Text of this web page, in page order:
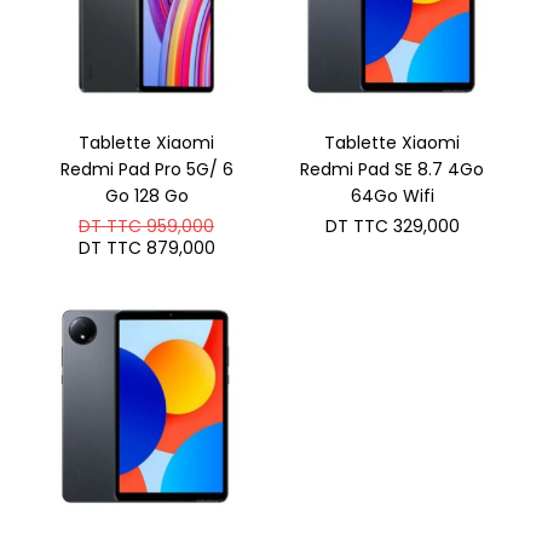
Tablette Xiaomi
Redmi Pad Pro 5G/ 6
Go 128 Go
DT TTC959,000Le
prix
initial
TTC 959,000.
DT TTC 879,000Le
est :
DT
TTC 879,000.
Tablette Xiaomi
Redmi Pad SE 8.7 4Go
64Go Wifi
DT TTC 329,000